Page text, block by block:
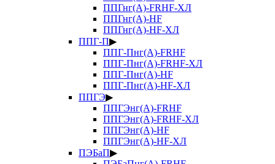
ППГнг(А)-FRHF-ХЛ
ППГнг(А)-HF
ППГнг(А)-HF-ХЛ
ППГ-П▶
ППГ-Пнг(А)-FRHF
ППГ-Пнг(А)-FRHF-ХЛ
ППГ-Пнг(А)-HF
ППГ-Пнг(А)-HF-ХЛ
ППГЭ▶
ППГЭнг(А)-FRHF
ППГЭнг(А)-FRHF-ХЛ
ППГЭнг(А)-HF
ППГЭнг(А)-HF-ХЛ
ПЭБаП▶